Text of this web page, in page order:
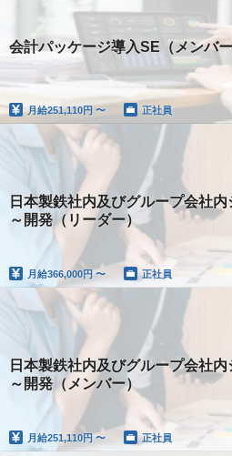
会計パッケージ導入SE（メンバー
月給251,110円 〜 正社員
日本製鉄社内及びグループ会社
～開発（リーダー）
月給366,000円 〜 正社員
日本製鉄社内及びグループ会社
～開発（メンバー）
月給251,110円 〜 正社員